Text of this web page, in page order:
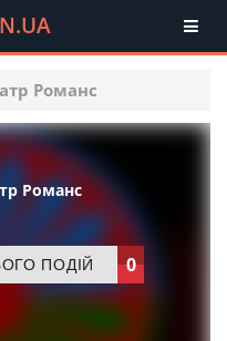
Романс
Романс
ПОДІЙ 0